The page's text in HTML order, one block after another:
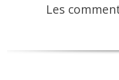
Les